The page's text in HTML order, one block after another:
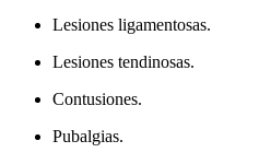
Lesiones ligamentosas.
Lesiones tendinosas.
Contusiones.
Pubalgias.